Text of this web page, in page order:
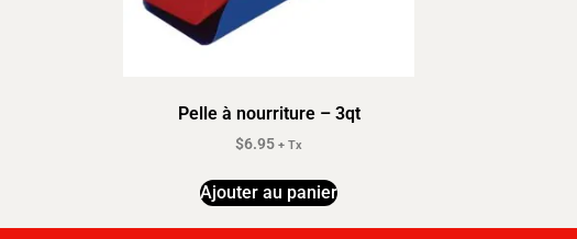
Pelle à nourriture – 3qt
$6.95 + Tx
Ajouter au panier